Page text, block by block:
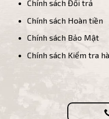
Chính sách Đổi trả
Chính sách Hoàn tiền
Chính sách Bảo Mật
Chính sách Kiểm tra